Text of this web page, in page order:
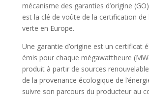
mécanisme des garanties d’origine
est la clé de voûte de la certification de
verte en Europe.
Une garantie d’origine est un certificat
émis pour chaque mégawattheure
produit à partir de sources
de la provenance écologique de
suivre son parcours du producteur au